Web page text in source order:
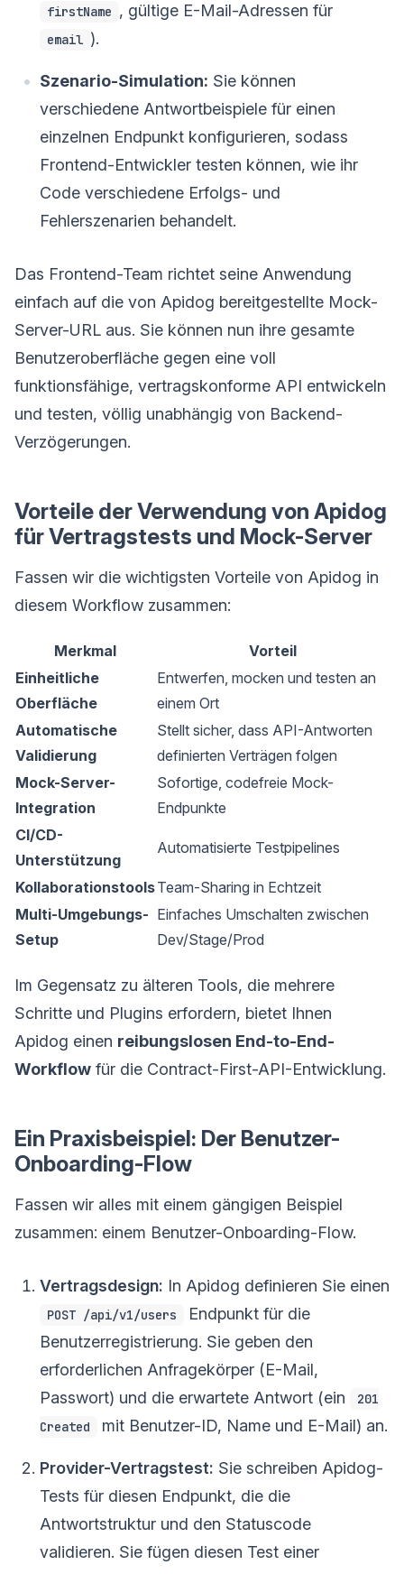
firstName , gültige E-Mail-Adressen für
email ).
Szenario-Simulation: Sie können
verschiedene Antwortbeispiele für einen
einzelnen Endpunkt konfigurieren, sodass
Frontend-Entwickler testen können, wie ihr
Code verschiedene Erfolgs- und
Fehlerszenarien behandelt.
Das Frontend-Team richtet seine Anwendung
einfach auf die von Apidog bereitgestellte Mock-
Server-URL aus. Sie können nun ihre gesamte
Benutzeroberfläche gegen eine voll
funktionsfähige, vertragskonforme API entwickeln
und testen, völlig unabhängig von Backend-
Verzögerungen.
Vorteile der Verwendung von Apidog
für Vertragstests und Mock-Server
Fassen wir die wichtigsten Vorteile von Apidog in
diesem Workflow zusammen:
Merkmal
Vorteil
Einheitliche
Oberfläche
Entwerfen, mocken und testen an
einem Ort
Automatische
Validierung
Stellt sicher, dass API-Antworten
definierten Verträgen folgen
Mock-Server-
Integration
Sofortige, codefreie Mock-
Endpunkte
CI/CD-
Unterstützung
Automatisierte Testpipelines
KollaborationstoolsTeam-Sharing in Echtzeit
Multi-Umgebungs-
Setup
Einfaches Umschalten zwischen
Dev/Stage/Prod
Im Gegensatz zu älteren Tools, die mehrere
Schritte und Plugins erfordern, bietet Ihnen
Apidog einen reibungslosen End-to-End-
Workflow für die Contract-First-API-Entwicklung.
Ein Praxisbeispiel: Der Benutzer-
Onboarding-Flow
Fassen wir alles mit einem gängigen Beispiel
zusammen: einem Benutzer-Onboarding-Flow.
Vertragsdesign: In Apidog definieren Sie einen
POST /api/v1/users
Endpunkt für die
Benutzerregistrierung. Sie geben den
erforderlichen Anfragekörper (E-Mail,
Passwort) und die erwartete Antwort (ein
201
Created
mit Benutzer-ID, Name und E-Mail) an.
Provider-Vertragstest: Sie schreiben Apidog-
Tests für diesen Endpunkt, die die
Antwortstruktur und den Statuscode
validieren. Sie fügen diesen Test einer